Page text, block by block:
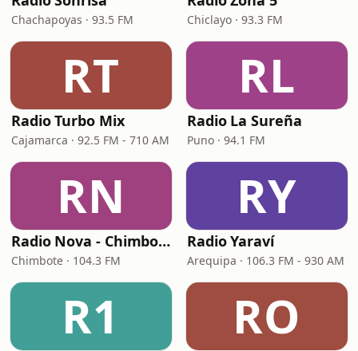
Chachapoyas · 93.5 FM Chiclayo · 93.3 FM
RT
Radio Turbo Mix
Cajamarca · 92.5 FM - 710 AM
RL
Radio La Sureña
Puno · 94.1 FM
RN
Radio Nova - Chimbote
Chimbote · 104.3 FM
RY
Radio Yaraví
Arequipa · 106.3 FM - 930 AM
R1 RO